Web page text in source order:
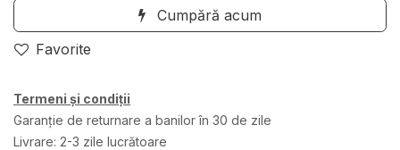
Cumpără acum
Favorite
Termeni și condiții
Garanție de returnare a banilor în 30 de zile
Livrare: 2-3 zile lucrătoare